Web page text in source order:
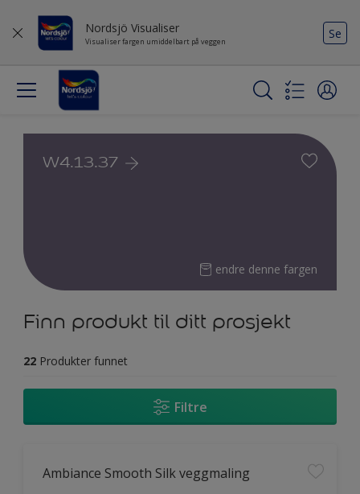
Nordsjö Visualiser
Visualiser fargen umiddelbart på veggen
Se
W4.13.37
endre denne fargen
Finn produkt til ditt prosjekt
22 Produkter funnet
Filtre
Ambiance Smooth Silk veggmaling